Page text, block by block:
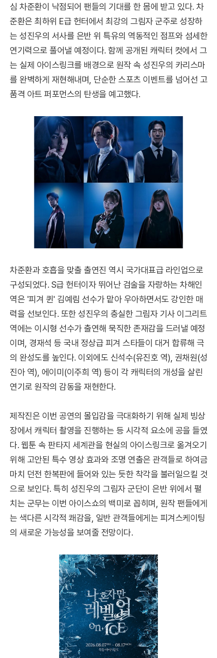
심 차준환이 낙점되어 팬들의 기대를 한 몸에 받고 있다. 차
준환은 최하위 E급 헌터에서 최강의 그림자 군주로 성장하
는 성진우의 서사를 은반 위 특유의 역동적인 점프와 섬세한
연기력으로 풀어낼 예정이다. 함께 공개된 캐릭터 컷에서 그
는 실제 아이스링크를 배경으로 원작 속 성진우의 카리스마
를 완벽하게 재현해내며, 단순한 스포츠 이벤트를 넘어선 고
품격 아트 퍼포먼스의 탄생을 예고했다.
차준환과 호흡을 맞출 출연진 역시 국가대표급 라인업으로
구성되었다. S급 헌터이자 뛰어난 검술을 자랑하는 차해인
역은 '피겨 퀸' 김예림 선수가 맡아 우아하면서도 강인한 매
력을 선보인다. 또한 성진우의 충실한 그림자 기사 이그리트
역에는 이시형 선수가 출연해 묵직한 존재감을 드러낼 예정
이며, 경재석 등 국내 정상급 피겨 스타들이 대거 합류해 극
의 완성도를 높인다. 이외에도 신석수(유진호 역), 권채원(성
진아 역), 에이미(이주희 역) 등이 각 캐릭터의 개성을 살린
연기로 원작의 감동을 재현한다.
제작진은 이번 공연의 몰입감을 극대화하기 위해 실제 빙상
장에서 캐릭터 촬영을 진행하는 등 시각적 요소에 공을 들였
다. 웹툰 속 판타지 세계관을 현실의 아이스링크로 옮겨오기
위해 고안된 특수 영상 효과와 조명 연출은 관객들로 하여금
마치 던전 한복판에 들어와 있는 듯한 착각을 불러일으킬 것
으로 보인다. 특히 성진우의 그림자 군단이 은반 위에서 펼
치는 군무는 이번 아이스쇼의 백미로 꼽히며, 원작 팬들에게
는 색다른 시각적 쾌감을, 일반 관객들에게는 피겨스케이팅
의 새로운 가능성을 보여줄 전망이다.